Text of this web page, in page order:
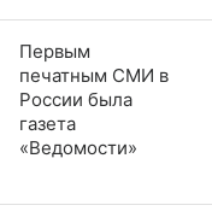
Первым
печатным СМИ в
России была
газета
«Ведомости»